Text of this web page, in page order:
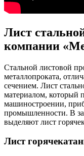
Лист
компании
Стальной листовой
металлопроката,
сечением. Лист
материалом, который
машиностроении,
промышленности. В
выделяют лист
Лист